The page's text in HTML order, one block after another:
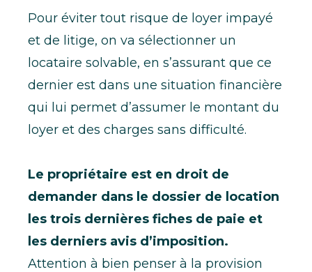
Pour éviter tout risque de loyer impayé
et de litige, on va sélectionner un
locataire solvable, en s’assurant que ce
dernier est dans une situation financière
qui lui permet d’assumer le montant du
loyer et des charges sans difficulté.
Le propriétaire est en droit de
demander dans le dossier de location
les trois dernières fiches de paie et
les derniers avis d’imposition.
Attention à bien penser à la provision